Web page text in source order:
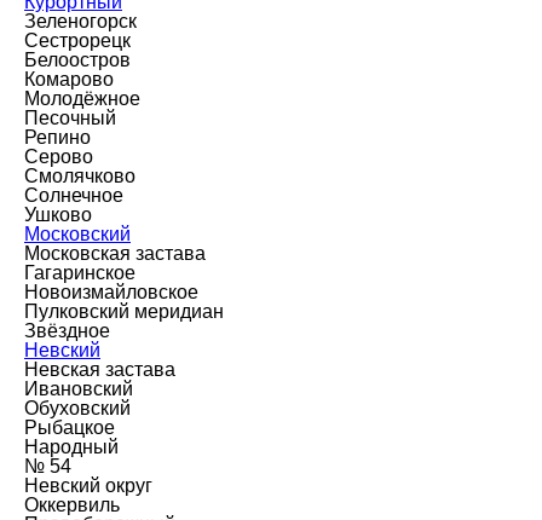
Зеленогорск
Сестрорецк
Белоостров
Комарово
Молодёжное
Песочный
Репино
Серово
Смолячково
Солнечное
Ушково
Московский
Московская застава
Гагаринское
Новоизмайловское
Пулковский меридиан
Звёздное
Невский
Невская застава
Ивановский
Обуховский
Рыбацкое
Народный
№ 54
Невский округ
Оккервиль